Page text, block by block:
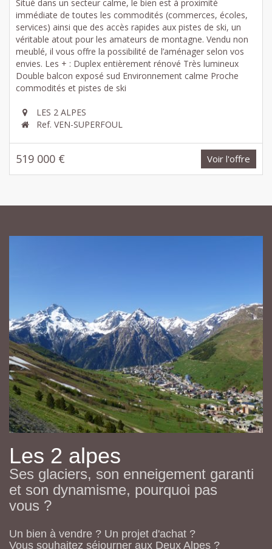
Situé dans un secteur calme, le bien est à proximité
immédiate de toutes les commodités (commerces, écoles,
services) ainsi que des accès rapides aux pistes de ski, un
véritable atout pour les amateurs de montagne. Vendu non
meublé, il vous offre la possibilité de l’aménager selon vos
envies. Les + : Duplex entièrement rénové Très lumineux
Double balcon exposé sud Environnement calme Proche
commodités et pistes de ski
LES 2 ALPES
Ref. VEN-SUPERFOUL
519 000 € Voir l'offre
Les 2 alpes
Ses glaciers, son enneigement garanti
et son dynamisme, pourquoi pas
vous ?
Un bien à vendre ? Un projet d'achat ?
Vous souhaitez séjourner aux Deux Alpes ?